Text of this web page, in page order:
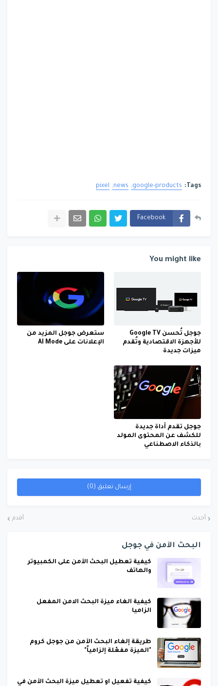
Tags:
google-products
news
pixel
Facebook
You might like
جوجل تُحسن Google TV
للأجهزة الاقتصادية وتُقدم
ميزات جديدة
ستعرض جوجل المزيد من
الإعلانات على AI Mode
جوجل تقدم أداة جديدة
للكشف عن المحتوى المولد
بالذكاء الاصطناعي
إرسال تعليق (0)
أحدث أقدم
البحث الآمن في جوجل
كيفية تعطيل البحث الآمن على الكمبيوتر
والهاتف
كيفية الغاء ميزة البحث الامن المفعل
الزاميا
طريقة إلغاء البحث الآمن من جوجل كروم
"الميزة مفعّلة إلزامياً"
كيفية تفعيل او تعطيل ميزة البحث الآمن في